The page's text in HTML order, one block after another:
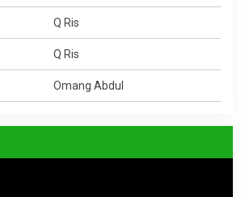
Q Ris
Q Ris
Omang Abdul